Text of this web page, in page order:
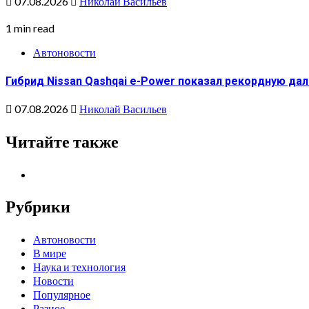
1 min read
Автоновости
Гибрид Nissan Qashqai e-Power показал рекордную
07.08.2026 Николай Васильев
Читайте также
Рубрики
Автоновости
В мире
Наука и технология
Новости
Популярное